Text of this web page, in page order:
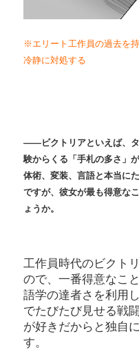
※エリート工作員の過去を
冷静に対処する
――ビクトリアといえば、
験からくる「手札の多さ」
体術、変装、言語と本当に
ですが、彼女が最も得意な
ょうか。
工作員時代のビクト
ので、一番得意なこ
語学の達者さを利用
でたびたび見せる戦
が好きだからと独自
す。